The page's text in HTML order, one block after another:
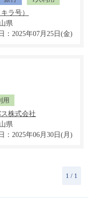
県
：2025年07月25日(金)
用
県
：2025年06月30日(月)
1 / 1